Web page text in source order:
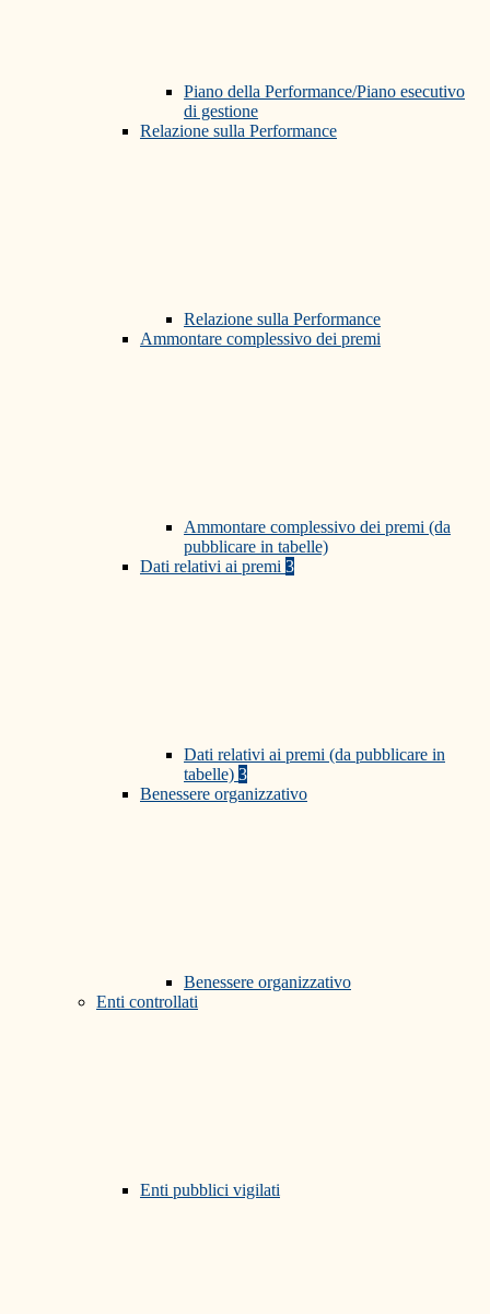
Piano della Performance/Piano esecutivo
di gestione
Relazione sulla Performance
Relazione sulla Performance
Ammontare complessivo dei premi
Ammontare complessivo dei premi (da
pubblicare in tabelle)
Dati relativi ai premi 3
Dati relativi ai premi (da pubblicare in
tabelle) 3
Benessere organizzativo
Benessere organizzativo
Enti controllati
Enti pubblici vigilati